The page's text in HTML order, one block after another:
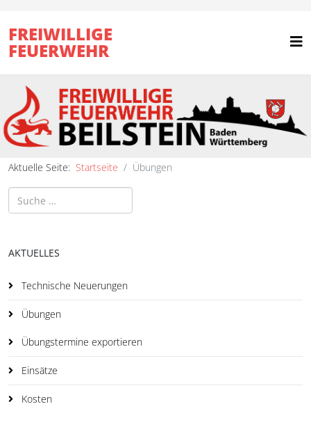
FREIWILLIGE
FEUERWEHR
Aktuelle Seite: Startseite Übungen
Suchen
AKTUELLES
Technische Neuerungen
Übungen
Übungstermine exportieren
Einsätze
Kosten